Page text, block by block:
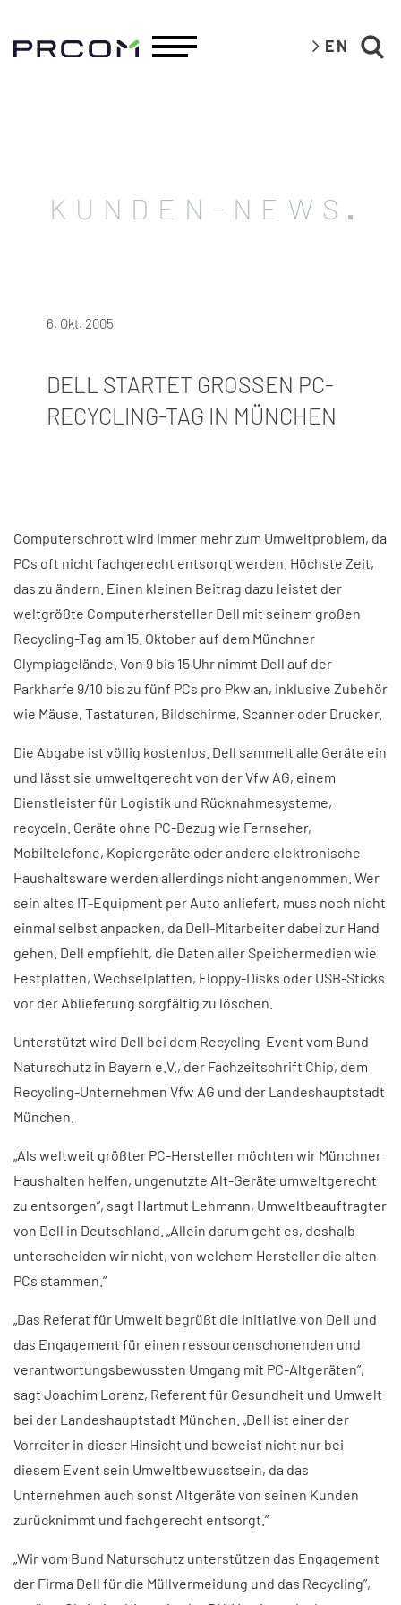
EN
KUNDEN-NEWS
6. Okt. 2005
DELL STARTET GROSSEN PC-R
ECYCLING-TAG IN MÜNCHEN
Computerschrott wird immer mehr zum Umweltproblem, da
PCs oft nicht fachgerecht entsorgt werden. Höchste Zeit,
das zu ändern. Einen kleinen Beitrag dazu leistet der
weltgrößte Computerhersteller Dell mit seinem großen
Recycling-Tag am 15. Oktober auf dem Münchner
Olympiagelände. Von 9 bis 15 Uhr nimmt Dell auf der
Parkharfe 9/10 bis zu fünf PCs pro Pkw an, inklusive Zubehör
wie Mäuse, Tastaturen, Bildschirme, Scanner oder Drucker.
Die Abgabe ist völlig kostenlos. Dell sammelt alle Geräte ein
und lässt sie umweltgerecht von der Vfw AG, einem
Dienstleister für Logistik und Rücknahmesysteme,
recyceln. Geräte ohne PC-Bezug wie Fernseher,
Mobiltelefone, Kopiergeräte oder andere elektronische
Haushaltsware werden allerdings nicht angenommen. Wer
sein altes IT-Equipment per Auto anliefert, muss noch nicht
einmal selbst anpacken, da Dell-Mitarbeiter dabei zur Hand
gehen. Dell empfiehlt, die Daten aller Speichermedien wie
Festplatten, Wechselplatten, Floppy-Disks oder USB-Sticks
vor der Ablieferung sorgfältig zu löschen.
Unterstützt wird Dell bei dem Recycling-Event vom Bund
Naturschutz in Bayern e.V., der Fachzeitschrift Chip, dem
Recycling-Unternehmen Vfw AG und der Landeshauptstadt
München.
„Als weltweit größter PC-Hersteller möchten wir Münchner
Haushalten helfen, ungenutzte Alt-Geräte umweltgerecht
zu entsorgen”, sagt Hartmut Lehmann, Umweltbeauftragter
von Dell in Deutschland. „Allein darum geht es, deshalb
unterscheiden wir nicht, von welchem Hersteller die alten
PCs stammen.”
„Das Referat für Umwelt begrüßt die Initiative von Dell und
das Engagement für einen ressourcenschonenden und
verantwortungsbewussten Umgang mit PC-Altgeräten”,
sagt Joachim Lorenz, Referent für Gesundheit und Umwelt
bei der Landeshauptstadt München. „Dell ist einer der
Vorreiter in dieser Hinsicht und beweist nicht nur bei
diesem Event sein Umweltbewusstsein, da das
Unternehmen auch sonst Altgeräte von seinen Kunden
zurücknimmt und fachgerecht entsorgt.”
„Wir vom Bund Naturschutz unterstützen das Engagement
der Firma Dell für die Müllvermeidung und das Recycling”,